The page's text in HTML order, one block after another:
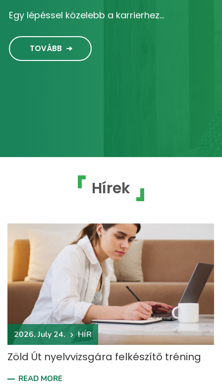
Egy lépéssel közelebb a karrierhez...
TOVÁBB
Hírek
2026. July 24. HÍR
Zöld Út nyelvvizsgára felkészítő tréning
READ MORE